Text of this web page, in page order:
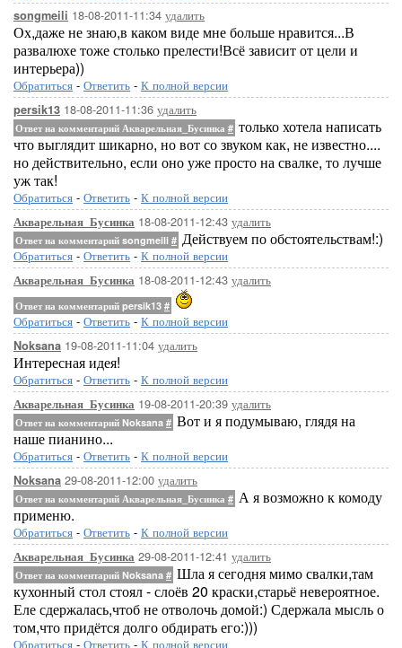
songmeili 18-08-2011-11:34 удалить
Ох,даже не знаю,в каком виде мне больше нравится...В
развалюхе тоже столько прелести!Всё зависит от цели и
интерьера))
Обратиться - Ответить - К полной версии
persik13 18-08-2011-11:36 удалить
Ответ на комментарий Акварельная_Бусинка # только хотела написать
что выглядит шикарно, но вот со звуком как, не известно....
но действительно, если оно уже просто на свалке, то лучше
уж так!
Обратиться - Ответить - К полной версии
Акварельная_Бусинка 18-08-2011-12:43 удалить
Ответ на комментарий songmeili # Действуем по обстоятельствам!:)
Обратиться - Ответить - К полной версии
Акварельная_Бусинка 18-08-2011-12:43 удалить
Ответ на комментарий persik13 #
Обратиться - Ответить - К полной версии
Noksana 19-08-2011-11:04 удалить
Интересная идея!
Обратиться - Ответить - К полной версии
Акварельная_Бусинка 19-08-2011-20:39 удалить
Ответ на комментарий Noksana # Вот и я подумываю, глядя на
наше пианино...
Обратиться - Ответить - К полной версии
Noksana 29-08-2011-12:00 удалить
Ответ на комментарий Акварельная_Бусинка # А я возможно к комоду
применю.
Обратиться - Ответить - К полной версии
Акварельная_Бусинка 29-08-2011-12:41 удалить
Ответ на комментарий Noksana # Шла я сегодня мимо свалки,там
кухонный стол стоял - слоёв 20 краски,старьё невероятное.
Еле сдержалась,чтоб не отволочь домой:) Сдержала мысль о
том,что придётся долго обдирать его:)))
Обратиться - Ответить - К полной версии